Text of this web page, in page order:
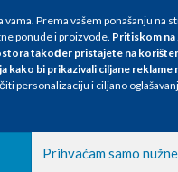
vama. Prema vašem ponašanju na
ponude i proizvode. Pritiskom na
također pristajete na
kako bi prikazivali ciljane reklame
personalizaciju i ciljano
Prihvaćam samo nužne
za kupovinu putem
tome, ne možemo garantirati
prilikom štampanja te